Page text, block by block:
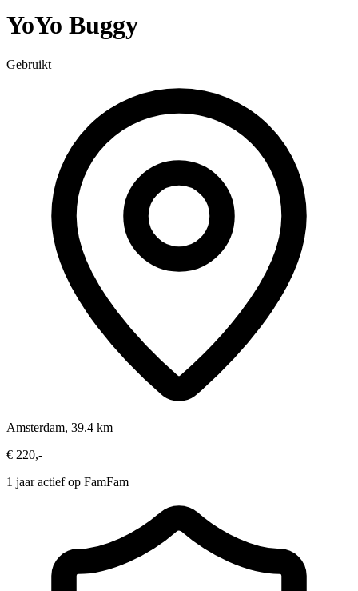
YoYo Buggy
Gebruikt
Amsterdam, 39.4 km
€ 220,-
1 jaar actief op FamFam